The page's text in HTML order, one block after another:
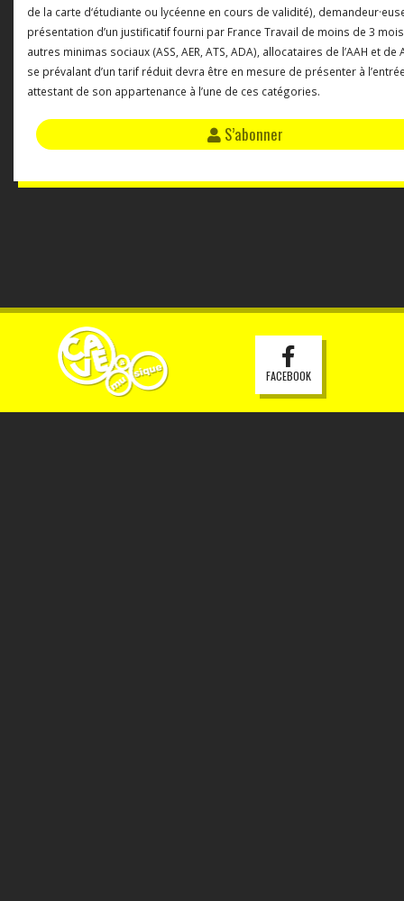
de la carte d‘étudiante ou lycéenne en cours de validité),
présentation d’un justificatif fourni par France Travail de moins de 3
autres minimas sociaux (ASS, AER, ATS, ADA), allocataires de l’AAH et de
se prévalant d’un tarif réduit devra être en mesure de présenter à
attestant de son appartenance à l’une de ces catégories.
S’abonner
FACEBOOK